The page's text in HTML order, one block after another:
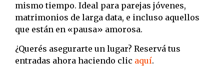
mismo tiempo. Ideal para parejas jóvenes,
matrimonios de larga data, e incluso aquellos
que están en «pausa» amorosa.
¿Querés asegurarte un lugar? Reservá tus
entradas ahora haciendo clic aquí.